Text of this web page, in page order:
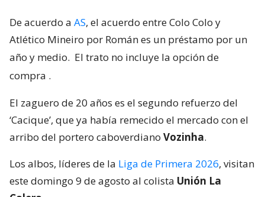
De acuerdo a AS, el acuerdo entre Colo Colo y
Atlético Mineiro por Román es un préstamo por un
año y medio. El trato no incluye la opción de
compra .
El zaguero de 20 años es el segundo refuerzo del
‘Cacique’, que ya había remecido el mercado con el
arribo del portero caboverdiano Vozinha.
Los albos, líderes de la Liga de Primera 2026, visitan
este domingo 9 de agosto al colista Unión La